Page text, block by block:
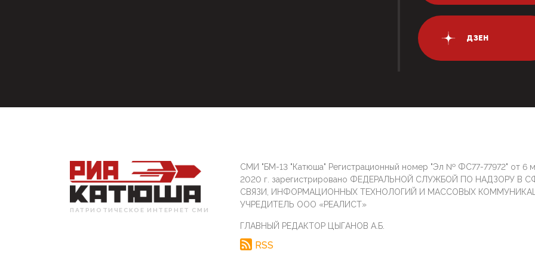
ДЗЕН
ПАТРИОТИЧЕСКОЕ ИНТЕРНЕТ СМИ
СМИ "БМ-13 "Катюша" Регистрационный номер "Эл № ФС77-77972" от 6
2020 г. зарегистрировано ФЕДЕРАЛЬНОЙ СЛУЖБОЙ ПО НАДЗОРУ В
СВЯЗИ, ИНФОРМАЦИОННЫХ ТЕХНОЛОГИЙ И МАССОВЫХ
УЧРЕДИТЕЛЬ ООО «РЕАЛИСТ»
ГЛАВНЫЙ РЕДАКТОР ЦЫГАНОВ А.Б.
RSS